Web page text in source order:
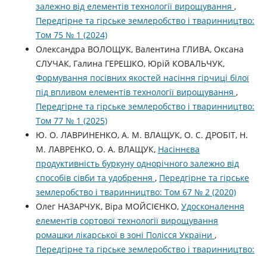
залежно від елементів технології вирощування ,
Передгірне та гірське землеробство і тваринництво:
Том 75 № 1 (2024)
Олександра ВОЛОЩУК, Валентина ГЛИВА, Оксана
СЛУЧАК, Галина ГЕРЕШКО, Юрій КОВАЛЬЧУК,
Формування посівних якостей насіння гірчиці білої
під впливом елементів технології вирощування ,
Передгірне та гірське землеробство і тваринництво:
Том 77 № 1 (2025)
Ю. О. ЛАВРИНЕНКО, А. М. ВЛАЩУК, О. С. ДРОБІТ, Н.
М. ЛАВРЕНКО, О. А. ВЛАЩУК, Насіннєва
продуктивність буркуну однорічного залежно від
способів сівби та удобрення , Передгірне та гірське
землеробство і тваринництво: Том 67 № 2 (2020)
Олег НАЗАРЧУК, Віра МОЙСІЄНКО, Удосконалення
елементів сортової технології вирощування
ромашки лікарської в зоні Полісся України ,
Передгірне та гірське землеробство і тваринництво: